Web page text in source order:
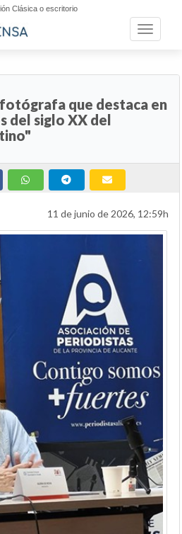
Clásica o escritorio
Toggle
que destaca en
del siglo XX del
11 de junio de 2026, 12:59h